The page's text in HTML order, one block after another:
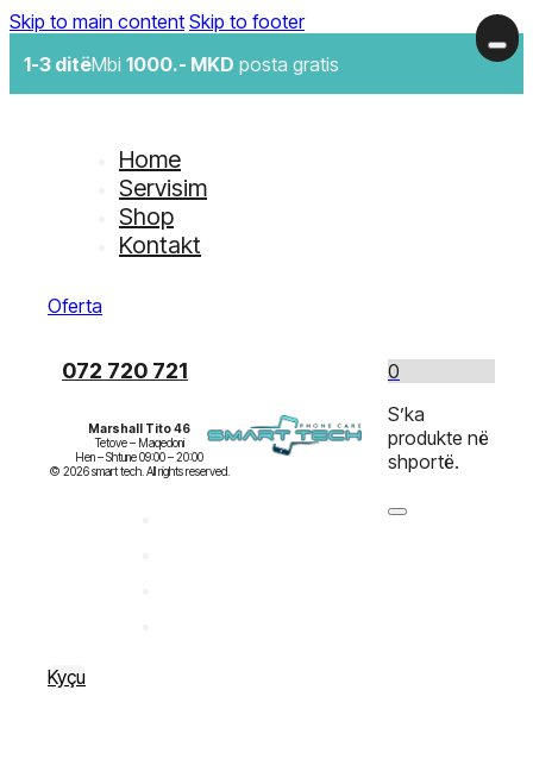
Skip to main content Skip to footer
1-3 ditëMbi 1000.- MKD posta gratis
Home
Servisim
Shop
Kontakt
Oferta
072 720 721
Marshall Tito 46
Tetove – Maqedoni
Hen – Shtune 09:00 – 20:00
Kyçu
0
S’ka
produkte në
shportë.